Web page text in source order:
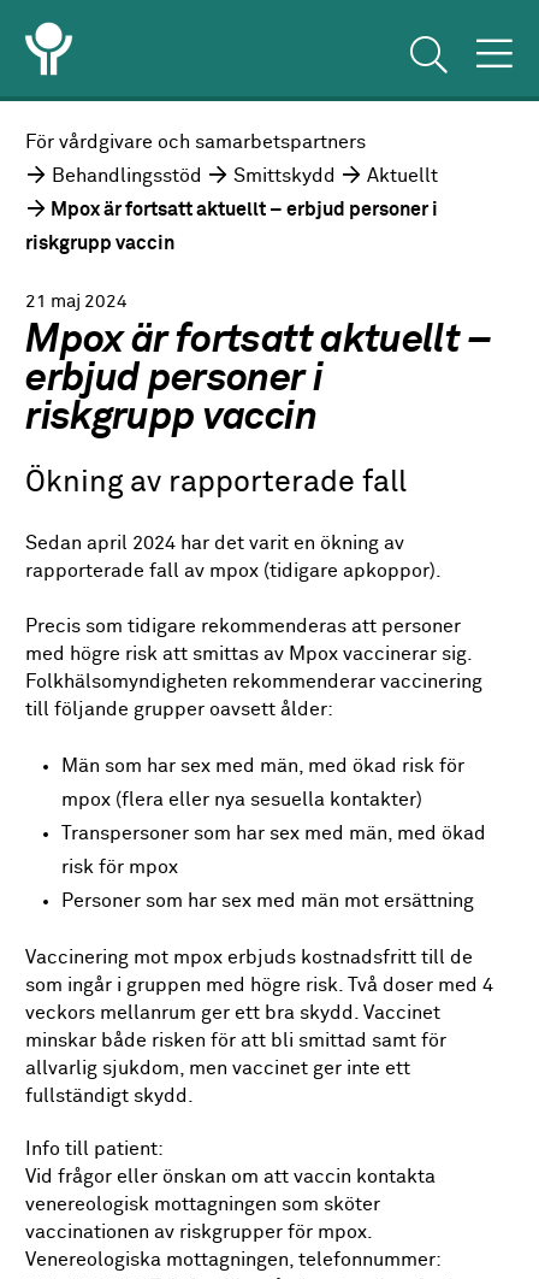
För vårdgivare och samarbetspartners
Behandlingsstöd
Smittskydd
Aktuellt
Mpox är fortsatt aktuellt – erbjud personer i
riskgrupp vaccin
21 maj 2024
Mpox är fortsatt aktuellt –
erbjud personer i
riskgrupp vaccin
Ökning av rapporterade fall
Sedan april 2024 har det varit en ökning av
rapporterade fall av mpox (tidigare apkoppor).
Precis som tidigare rekommenderas att personer
med högre risk att smittas av Mpox vaccinerar sig.
Folkhälsomyndigheten rekommenderar vaccinering
till följande grupper oavsett ålder:
Män som har sex med män, med ökad risk för
mpox (flera eller nya sesuella kontakter)
Transpersoner som har sex med män, med ökad
risk för mpox
Personer som har sex med män mot ersättning
Vaccinering mot mpox erbjuds kostnadsfritt till de
som ingår i gruppen med högre risk. Två doser med 4
veckors mellanrum ger ett bra skydd. Vaccinet
minskar både risken för att bli smittad samt för
allvarlig sjukdom, men vaccinet ger inte ett
fullständigt skydd.
Info till patient:
Vid frågor eller önskan om att vaccin kontakta
venereologisk mottagningen som sköter
vaccinationen av riskgrupper för mpox.
Venereologiska mottagningen, telefonnummer: